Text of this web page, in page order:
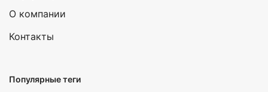
О компании
Контакты
Популярные теги